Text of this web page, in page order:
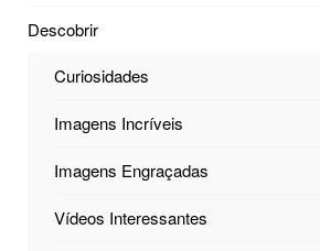
Descobrir
Curiosidades
Imagens Incríveis
Imagens Engraçadas
Vídeos Interessantes